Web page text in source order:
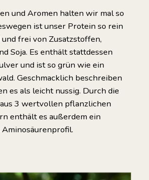
und Aromen halten wir mal so
ist unser Protein so rein
frei von Zusatzstoffen,
Soja. Es enthält stattdessen
und ist so grün wie ein
Geschmacklich beschreiben
es als leicht nussig. Durch die
3 wertvollen pflanzlichen
enthält es außerdem ein